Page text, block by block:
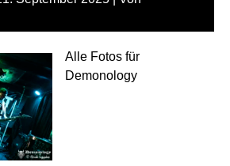
Alle Fotos für
Demonology